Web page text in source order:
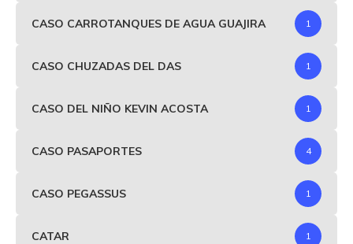
CASO CARROTANQUES DE AGUA GUAJIRA 1
CASO CHUZADAS DEL DAS 1
CASO DEL NIÑO KEVIN ACOSTA 1
CASO PASAPORTES 4
CASO PEGASSUS 1
CATAR 1